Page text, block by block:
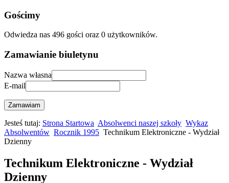
Gościmy
Odwiedza nas 496 gości oraz 0 użytkowników.
Zamawianie biuletynu
Nazwa własna
E-mail
Zamawiam
Jesteś tutaj: Strona Startowa Absolwenci naszej szkoły Wykaz
Absolwentów Rocznik 1995 Technikum Elektroniczne - Wydział
Dzienny
Technikum Elektroniczne - Wydział
Dzienny